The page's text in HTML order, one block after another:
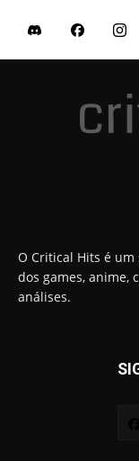
O Critical Hits é
dos games, anime,
análises.